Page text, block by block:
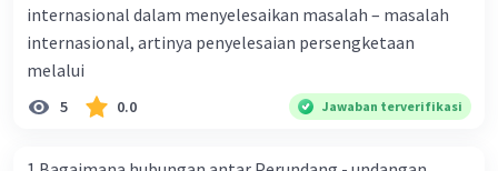
internasional dalam menyelesaikan masalah – masalah
internasional, artinya penyelesaian persengketaan
melalui
5 0.0 Jawaban terverifikasi